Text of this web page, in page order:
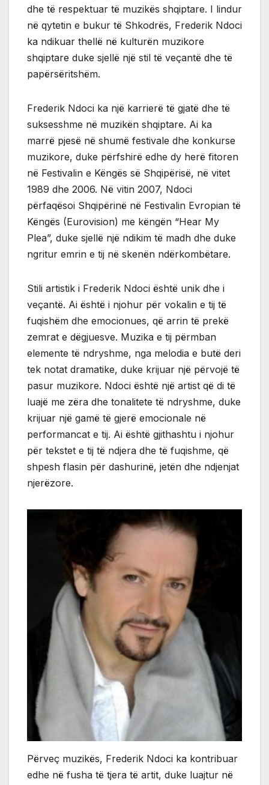
dhe të respektuar të muzikës shqiptare. I lindur
në qytetin e bukur të Shkodrës, Frederik Ndoci
ka ndikuar thellë në kulturën muzikore
shqiptare duke sjellë një stil të veçantë dhe të
papërsëritshëm.
Frederik Ndoci ka një karrierë të gjatë dhe të
suksesshme në muzikën shqiptare. Ai ka
marrë pjesë në shumë festivale dhe konkurse
muzikore, duke përfshirë edhe dy herë fitoren
në Festivalin e Këngës së Shqipërisë, në vitet
1989 dhe 2006. Në vitin 2007, Ndoci
përfaqësoi Shqipërinë në Festivalin Evropian të
Këngës (Eurovision) me këngën “Hear My
Plea”, duke sjellë një ndikim të madh dhe duke
ngritur emrin e tij në skenën ndërkombëtare.
Stili artistik i Frederik Ndoci është unik dhe i
veçantë. Ai është i njohur për vokalin e tij të
fuqishëm dhe emocionues, që arrin të prekë
zemrat e dëgjuesve. Muzika e tij përmban
elemente të ndryshme, nga melodia e butë deri
tek notat dramatike, duke krijuar një përvojë të
pasur muzikore. Ndoci është një artist që di të
luajë me zëra dhe tonalitete të ndryshme, duke
krijuar një gamë të gjerë emocionale në
performancat e tij. Ai është gjithashtu i njohur
për tekstet e tij të ndjera dhe të fuqishme, që
shpesh flasin për dashurinë, jetën dhe ndjenjat
njerëzore.
Përveç muzikës, Frederik Ndoci ka kontribuar
edhe në fusha të tjera të artit, duke luajtur në